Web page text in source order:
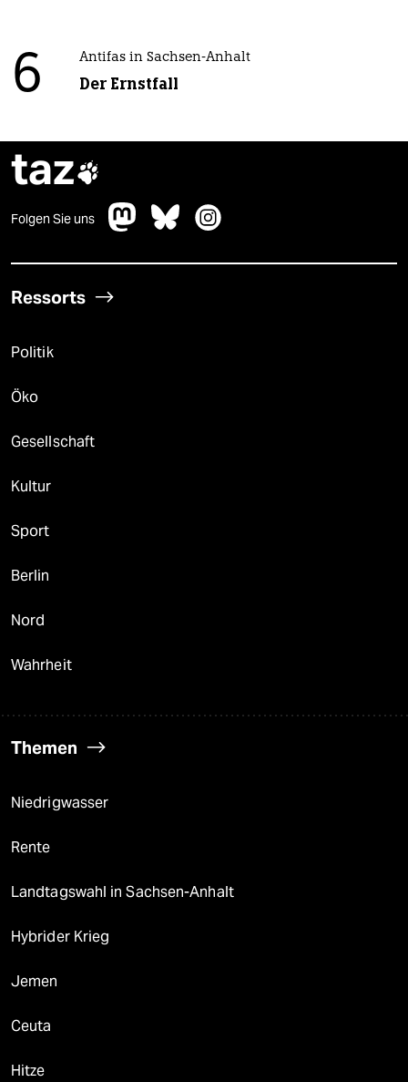
6 Antifas in Sachsen-Anhalt
Der Ernstfall
taz
Folgen Sie uns
Ressorts
Politik
Öko
Gesellschaft
Kultur
Sport
Berlin
Nord
Wahrheit
Themen
Niedrigwasser
Rente
Landtagswahl in Sachsen-Anhalt
Hybrider Krieg
Jemen
Ceuta
Hitze